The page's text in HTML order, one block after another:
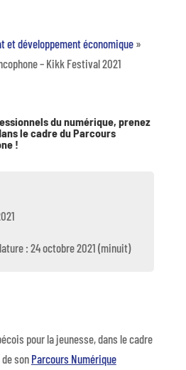
et développement économique»
– Kikk Festival 2021
du numérique, prenez
le cadre du Parcours
!
: 24 octobre 2021 (minuit)
pour la jeunesse, dans le cadre
son Parcours Numérique